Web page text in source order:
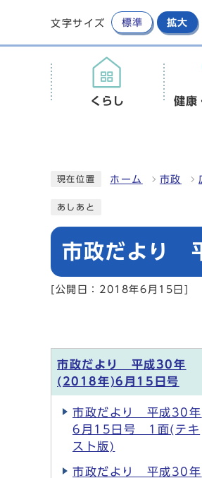
文字サイズ 標準 拡大
くらし 健康
現在位置 ホーム 市政
あしあと
市政だより
[公開日：2018年6月15日]
市政だより 平成30年
(2018年)6月15日号
市政だより 平成30年
6月15日号 1面(テキ
スト版)
市政だより 平成30年